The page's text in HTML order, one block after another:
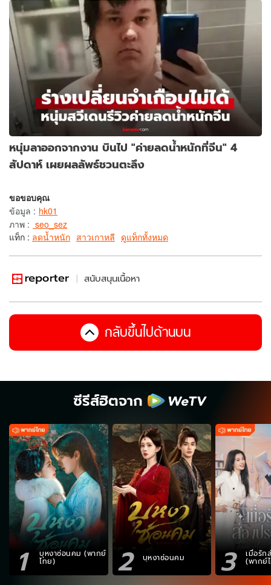
หนุ่มลาออกจากงาน บินไป "ค่ายลดน้ำหนักที่จีน" 4
สัปดาห์ เผยผลลัพธ์ชวนตะลึง
ขอขอบคุณ
ข้อมูล : hk01
ภาพ : seo_sez
แท็ก : ลดน้ำหนัก สาวเกาหลี ดูแท็กทั้งหมด
สนับสนุนเนื้อหา
กลับขึ้นไปด้านบน
ซีรีส์ฮิตจาก
1 บุหงาซ่อนคม (พากย์
ไทย) 2 บุหงาซ่อนคม 3 เมื่อรัก
(พากย์